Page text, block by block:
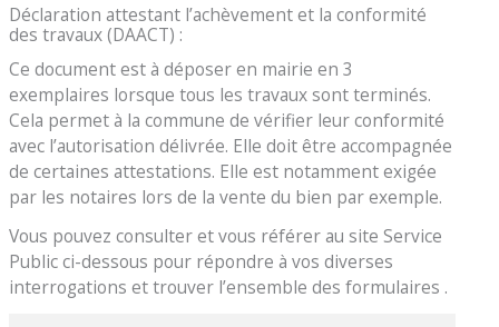
Déclaration attestant l’achèvement et la conformité
des travaux (DAACT) :
Ce document est à déposer en mairie en 3
exemplaires lorsque tous les travaux sont terminés.
Cela permet à la commune de vérifier leur conformité
avec l’autorisation délivrée. Elle doit être accompagnée
de certaines attestations. Elle est notamment exigée
par les notaires lors de la vente du bien par exemple.
Vous pouvez consulter et vous référer au site Service
Public ci-dessous pour répondre à vos diverses
interrogations et trouver l’ensemble des formulaires .